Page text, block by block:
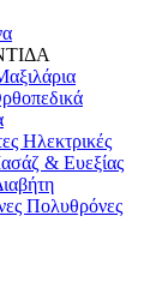
Ηλεκτρικές
& Ευεξίας
Πολυθρόνες